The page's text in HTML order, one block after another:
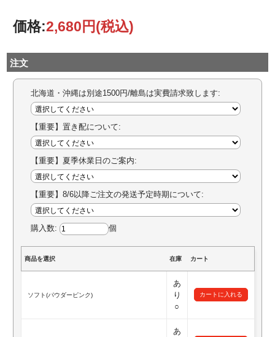
価格:2,680円(税込)
注文
北海道・沖縄は別途1500円/離島は実費請求致します:
【重要】置き配について:
【重要】夏季休業日のご案内:
【重要】8/6以降ご注文の発送予定時期について:
購入数: 個
商品を選択 在庫 カート
ソフト(パウダーピンク)
あ
り
○
あ